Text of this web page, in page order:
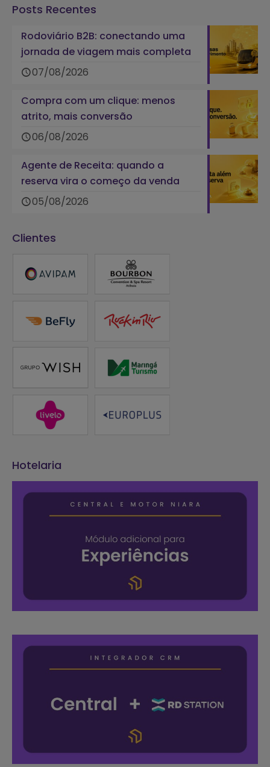
Posts Recentes
Rodoviário B2B: conectando uma
jornada de viagem mais completa
07/08/2026
Compra com um clique: menos
atrito, mais conversão
06/08/2026
Agente de Receita: quando a
reserva vira o começo da venda
05/08/2026
Clientes
Hotelaria